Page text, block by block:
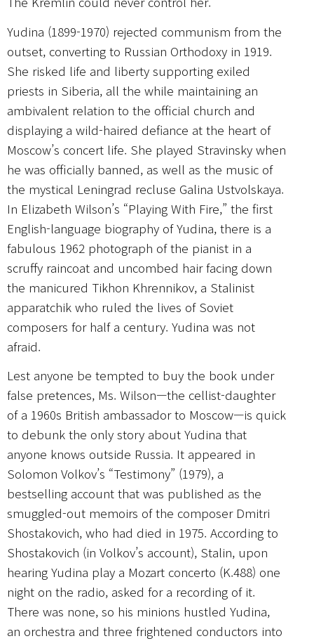
Yudina (1899-1970) rejected communism from the
outset, converting to Russian Orthodoxy in 1919.
She risked life and liberty supporting exiled
priests in Siberia, all the while maintaining an
ambivalent relation to the official church and
displaying a wild-haired defiance at the heart of
Moscow’s concert life. She played Stravinsky when
he was officially banned, as well as the music of
the mystical Leningrad recluse Galina Ustvolskaya.
In Elizabeth Wilson’s “Playing With Fire,” the first
English-language biography of Yudina, there is a
fabulous 1962 photograph of the pianist in a
scruffy raincoat and uncombed hair facing down
the manicured Tikhon Khrennikov, a Stalinist
apparatchik who ruled the lives of Soviet
composers for half a century. Yudina was not
afraid.
Lest anyone be tempted to buy the book under
false pretences, Ms. Wilson—the cellist-daughter
of a 1960s British ambassador to Moscow—is quick
to debunk the only story about Yudina that
anyone knows outside Russia. It appeared in
Solomon Volkov’s “Testimony” (1979), a
bestselling account that was published as the
smuggled-out memoirs of the composer Dmitri
Shostakovich, who had died in 1975. According to
Shostakovich (in Volkov’s account), Stalin, upon
hearing Yudina play a Mozart concerto (K.488) one
night on the radio, asked for a recording of it.
There was none, so his minions hustled Yudina,
an orchestra and three frightened conductors into